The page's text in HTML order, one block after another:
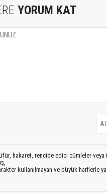
YORUM KAT
hakaret, rencide edici cümleler veya
kullanılmayan ve büyük harflerle